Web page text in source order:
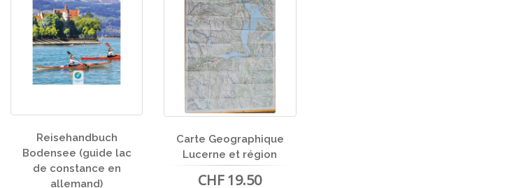
Reisehandbuch
Bodensee (guide lac
de constance en
allemand)
Carte Geographique
Lucerne et région
CHF 19.50